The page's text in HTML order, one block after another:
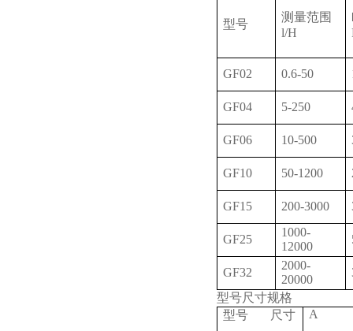
型号
测量范围
l/H
GF02 0.6-50
GF04 5-250
GF06 10-500
GF10 50-1200
GF15 200-3000
GF25
1000-
12000
GF32
2000-
20000
型号尺寸规格
型号 尺寸
A